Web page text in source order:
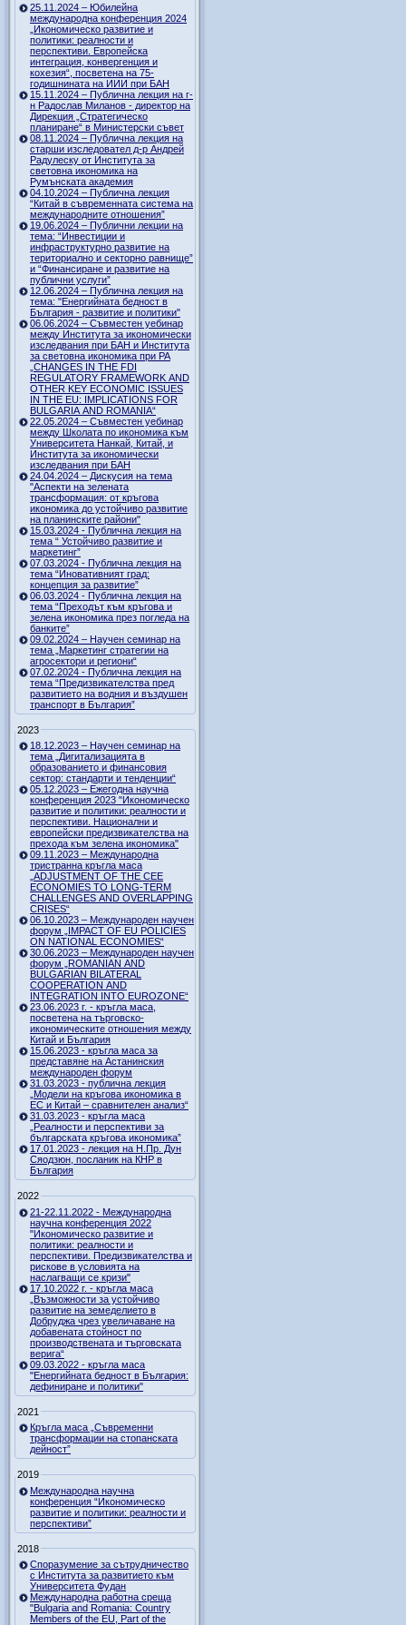
25.11.2024 – Юбилейна
международна конференция 2024
„Икономическо развитие и
политики: реалности и
перспективи. Европейска
интеграция, конвергенция и
кохезия“, посветена на 75-
годишнината на ИИИ при БАН
15.11.2024 – Публична лекция на г-
н Радослав Миланов - директор на
Дирекция „Стратегическо
планиране“ в Министерски съвет
08.11.2024 – Публична лекция на
старши изследовател д-р Андрей
Радулеску от Института за
световна икономика на
Румънската академия
04.10.2024 – Публична лекция
“Китай в съвременната система на
международните отношения”
19.06.2024 – Публични лекции на
тема: “Инвестиции и
инфраструктурно развитие на
териториално и секторно равнище”
и “Финансиране и развитие на
публични услуги”
12.06.2024 – Публична лекция на
тема: "Енергийната бедност в
България - развитие и политики"
06.06.2024 – Съвместен уебинар
между Института за икономически
изследвания при БАН и Института
за световна икономика при РА
„CHANGES IN THE FDI
REGULATORY FRAMEWORK AND
OTHER KEY ECONOMIC ISSUES
IN THE EU: IMPLICATIONS FOR
BULGARIA AND ROMANIA“
22.05.2024 – Съвместен уебинар
между Школата по икономика към
Университета Нанкай, Китай, и
Института за икономически
изследвания при БАН
24.04.2024 – Дискусия на тема
"Аспекти на зелената
трансформация: от кръгова
икономика до устойчиво развитие
на планинските райони"
15.03.2024 - Публична лекция на
тема “ Устойчиво развитие и
маркетинг”
07.03.2024 - Публична лекция на
тема “Иновативният град:
концепция за развитие”
06.03.2024 - Публична лекция на
тема “Преходът към кръгова и
зелена икономика през погледа на
банките”
09.02.2024 – Научен семинар на
тема „Маркетинг стратегии на
агросектори и региони“
07.02.2024 - Публична лекция на
тема “Предизвикателства пред
развитието на водния и въздушен
транспорт в България”
2023
18.12.2023 – Научен семинар на
тема „Дигитализацията в
образованието и финансовия
сектор: стандарти и тенденции“
05.12.2023 – Ежегодна научна
конференция 2023 "Икономическо
развитие и политики: реалности и
перспективи. Национални и
европейски предизвикателства на
прехода към зелена икономика"
09.11.2023 – Международна
тристранна кръгла маса
„ADJUSTMENT OF THE CEE
ECONOMIES TO LONG-TERM
CHALLENGES AND OVERLAPPING
CRISES“
06.10.2023 – Международен научен
форум „IMPACT OF EU POLICIES
ON NATIONAL ECONOMIES“
30.06.2023 – Международен научен
форум „ROMANIAN AND
BULGARIAN BILATERAL
COOPERATION AND
INTEGRATION INTO EUROZONE“
23.06.2023 г. - кръгла маса,
посветена на търговско-
икономическите отношения между
Китай и България
15.06.2023 - кръгла маса за
представяне на Астанинския
международен форум
31.03.2023 - публична лекция
„Модели на кръгова икономика в
ЕС и Китай – сравнителен анализ“
31.03.2023 - кръгла маса
„Реалности и перспективи за
българската кръгова икономика”
17.01.2023 - лекция на Н.Пр. Дун
Сяодзюн, посланик на КНР в
България
2022
21-22.11.2022 - Международна
научна конференция 2022
"Икономическо развитие и
политики: реалности и
перспективи. Предизвикателства и
рискове в условията на
наслагващи се кризи"
17.10.2022 г. - кръгла маса
„Възможности за устойчиво
развитие на земеделието в
Добруджа чрез увеличаване на
добавената стойност по
производствената и търговската
верига“
09.03.2022 - кръгла маса
"Енергийната бедност в България:
дефиниране и политики"
2021
Кръгла маса „Съвременни
трансформации на стопанската
дейност”
2019
Международна научна
конференция “Икономическо
развитие и политики: реалности и
перспективи”
2018
Споразумение за сътрудничество
с Института за развитието към
Университета Фудан
Международна работна среща
"Bulgaria and Romania: Country
Members of the EU, Part of the